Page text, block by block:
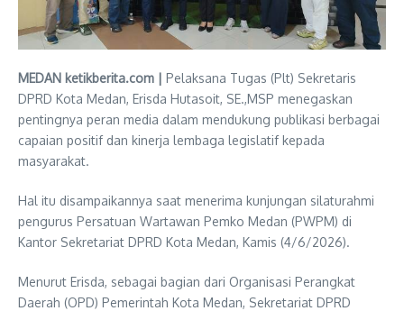
MEDAN ketikberita.com | Pelaksana Tugas (Plt) Sekretaris
DPRD Kota Medan, Erisda Hutasoit, SE.,MSP menegaskan
pentingnya peran media dalam mendukung publikasi berbagai
capaian positif dan kinerja lembaga legislatif kepada
masyarakat.
Hal itu disampaikannya saat menerima kunjungan silaturahmi
pengurus Persatuan Wartawan Pemko Medan (PWPM) di
Kantor Sekretariat DPRD Kota Medan, Kamis (4/6/2026).
Menurut Erisda, sebagai bagian dari Organisasi Perangkat
Daerah (OPD) Pemerintah Kota Medan, Sekretariat DPRD